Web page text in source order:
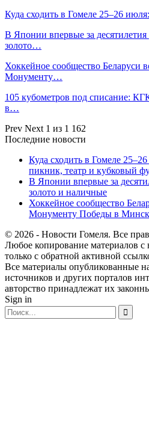
Куда сходить в Гомеле 25–26
В Японии впервые за десятилетия
золото…
Хоккейное сообщество Беларуси
Монументу…
105 кубометров под списание:
в…
Prev Next 1 из 1 162
Последние новости
Куда сходить в Гомеле
пикник, театр и кубковый
В Японии впервые за
золото и наличные
Хоккейное сообщество
Монументу Победы в
© 2026 - Новости Гомеля. Все
Любое копирование материалов с
только с обратной активной
Все материалы опубликованные
источников и других порталов
авторство принадлежат их
Sign in